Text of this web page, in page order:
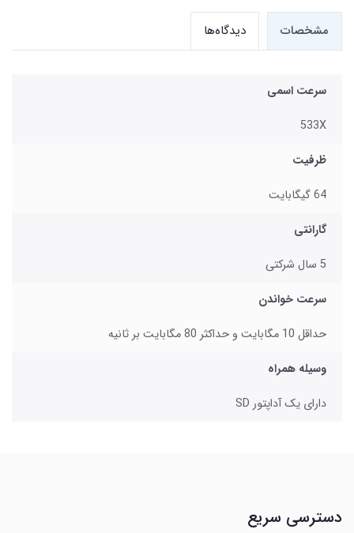
مشخصات دیدگاه‌ها
سرعت اسمی
533X
ظرفیت
64 گیگابایت
گارانتی
5 سال شرکتی
سرعت خواندن
حداقل 10 مگابایت و حداکثر 80 مگابایت بر ثانیه
وسیله همراه
دارای یک آداپتور SD
دسترسی سریع